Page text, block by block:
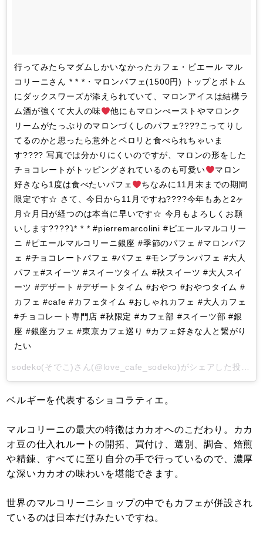
行ってみたらマダムしかいなかったカフェ・ピエール マル
コリーニさん * * *・マロンパフェ(1500円) トップとボトム
にダックスワーズが添えられていて、マロンアイスは結構ラ
ム酒が強くて大人の味
他にもマロンぺーストやマロンク
リームがたっぷりのマロンづくしのパフェ????こってりし
てるのかと思ったら意外とペロリと食べられちゃいま
す???? 写真では分かりにくいのですが、マロンの形をした
チョコレートがトッピングされているのも可愛い
マロン
好きなら1度は食べたいパフェ
ちなみに11月末までの期間
限定です☆ さて、今日から11月ですね????今年もあと2ヶ
月☆月日が経つのは本当に早いです☆ 今月もよろしくお願
いします????⤵* * * #pierremarcolini #ピエールマルコリー
ニ #ピエールマルコリーニ銀座 #季節のパフェ #マロンパフ
ェ #チョコレートパフェ #パフェ #モンブランパフェ #大人
パフェ#スイーツ #スイーツタイム #秋スイーツ #大人スイ
ーツ #デザート #デザートタイム #おやつ #おやつタイム #
カフェ #cafe #カフェタイム #おしゃれカフェ #大人カフェ
#チョコレート専門店 #秋限定 #カフェ部 #スイーツ部 #銀
座 #銀座カフェ #東京カフェ巡り #カフェ好きな人と繋がり
たい
sodeko(そでこ) さん(@love_cafe_sodeko)がシェアした投稿 -
ベルギーを代表するショコラティエ。
マルコリーニの最大の特徴はカカオへのこだわり。カカ
オ豆の仕入れルートの開拓、買付け、選別、調合、焙煎
や精錬、すべてに至り自分の手で行っているので、濃厚
な深いカカオの味わいを堪能できます。
世界のマルコリーニショップの中でもカフェが併設され
ているのは日本だけみたいですね。